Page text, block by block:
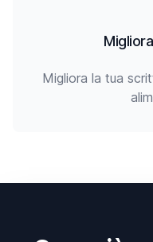
Migliora la tua